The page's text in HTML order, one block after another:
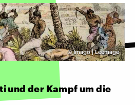
©Imago | Leemage
und der Kampf um die